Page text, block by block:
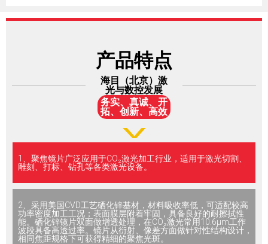
产品特点
海目（北京）激
光与数控发展
务实、真诚、开
拓、创新、高效
1、聚焦镜片广泛应用于CO₂激光加工行业，适用于激光切割、
雕刻、打标、钻孔等各类激光设备。
2、采用美国CVD工艺硒化锌基材，材料吸收率低，可适配较高
功率密度加工工况；表面膜层附着牢固，具备良好的耐擦拭性
能。硒化锌镜片双面做增透处理，在CO₂激光常用10.6μm工作
波段具备高透过率。镜片从衍射、像差方面做针对性结构设计，
相同焦距规格下可获得精细的聚焦光斑。